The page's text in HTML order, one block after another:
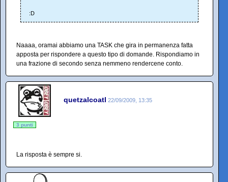
:D
Naaaa, oramai abbiamo una TASK che gira in permanenza fatta
apposta per rispondere a questo tipo di domande. Rispondiamo in
una frazione di secondo senza nemmeno rendercene conto.
quetzalcoatl 22/09/2009, 13:35
3 punti
La risposta è sempre si.